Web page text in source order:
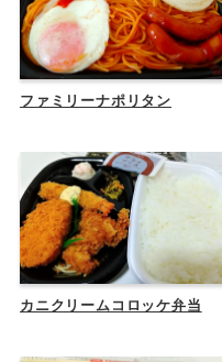
ファミリーナポリタン
カニクリームコロッケ弁当